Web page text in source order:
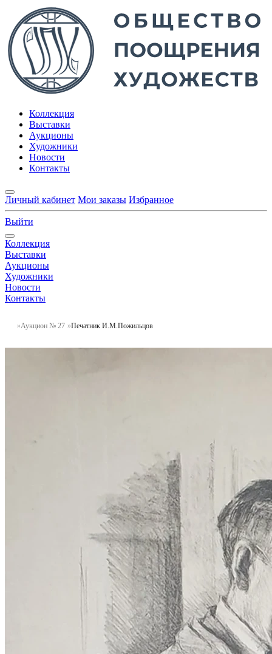
Коллекция
Выставки
Аукционы
Художники
Новости
Контакты
Личный кабинет Мои заказы Избранное
Выйти
Коллекция
Выставки
Аукционы
Художники
Новости
Контакты
Аукцион № 27 Печатник И.М.Пожильцов